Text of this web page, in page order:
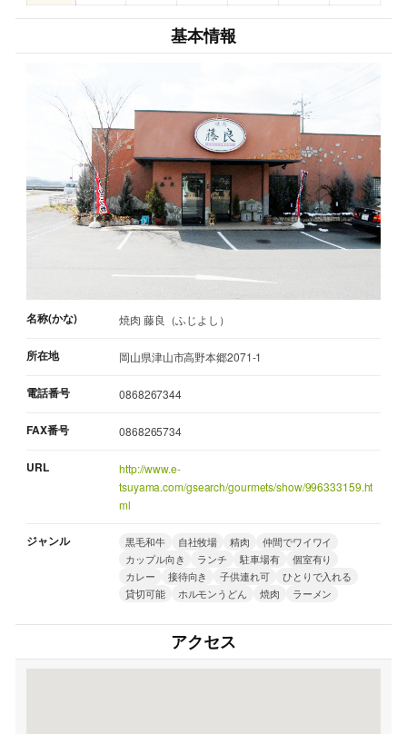
基本情報
名称(かな) 焼肉 藤良（ふじよし）
所在地 岡山県津山市高野本郷2071-1
電話番号 0868267344
FAX番号 0868265734
URL
http://www.e-
tsuyama.com/gsearch/gourmets/show/996333159.ht
ml
ジャンル 黒毛和牛 自社牧場 精肉
仲間でワイワイ
カップル向き
ランチ 駐車場有
個室有り
カレー
接待向き 子供連れ可
ひとりで入れる
貸切可能
ホルモンうどん 焼肉 ラーメン
アクセス